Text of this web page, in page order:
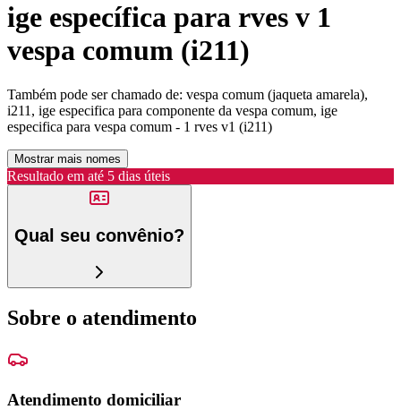
ige específica para rves v 1
vespa comum (i211)
Também pode ser chamado de: vespa comum (jaqueta amarela),
i211, ige especifica para componente da vespa comum, ige
especifica para vespa comum - 1 rves v1 (i211)
Mostrar mais nomes
Resultado em até 5 dias úteis
Qual seu convênio?
Sobre o atendimento
Atendimento domiciliar